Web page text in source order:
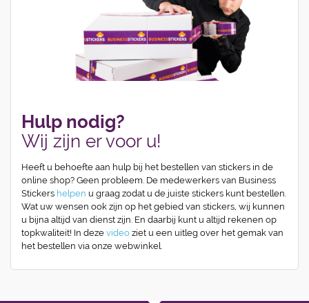
Hulp nodig?
Wij zijn er voor u!
Heeft u behoefte aan hulp bij het bestellen van stickers in de
online shop? Geen probleem. De medewerkers van Business
Stickers helpen u graag zodat u de juiste stickers kunt bestellen.
Wat uw wensen ook zijn op het gebied van stickers, wij kunnen
u bijna altijd van dienst zijn. En daarbij kunt u altijd rekenen op
topkwaliteit! In deze video ziet u een uitleg over het gemak van
het bestellen via onze webwinkel.